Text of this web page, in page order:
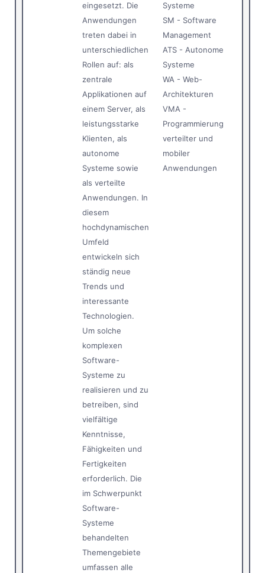
eingesetzt. Die
Anwendungen
treten dabei in
unterschiedlichen
Rollen auf: als
zentrale
Applikationen auf
einem Server, als
leistungsstarke
Klienten, als
autonome
Systeme sowie
als verteilte
Anwendungen. In
diesem
hochdynamischen
Umfeld
entwickeln sich
ständig neue
Trends und
interessante
Technologien.
Um solche
komplexen
Software-
Systeme zu
realisieren und zu
betreiben, sind
vielfältige
Kenntnisse,
Fähigkeiten und
Fertigkeiten
erforderlich. Die
im Schwerpunkt
Software-
Systeme
behandelten
Themengebiete
umfassen alle
Systeme
SM - Software
Management
ATS - Autonome
Systeme
WA - Web-
Architekturen
VMA -
Programmierung
verteilter und
mobiler
Anwendungen